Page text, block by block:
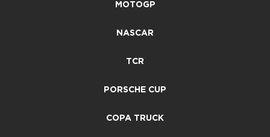
MOTOGP
NASCAR
TCR
PORSCHE CUP
COPA TRUCK